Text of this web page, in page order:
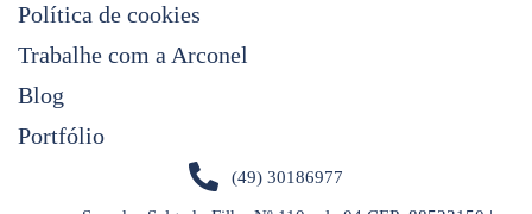
Política de cookies
Trabalhe com a Arconel
Blog
Portfólio
(49) 30186977